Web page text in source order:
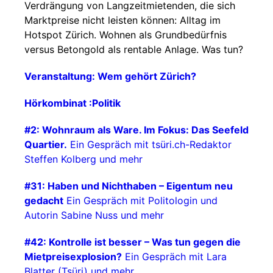
Verdrängung von Langzeitmietenden, die sich
Marktpreise nicht leisten können: Alltag im
Hotspot Zürich. Wohnen als Grundbedürfnis
versus Betongold als rentable Anlage. Was tun?
Veranstaltung: Wem gehört Zürich?
Hörkombinat :Politik
#2: Wohnraum als Ware. Im Fokus: Das Seefeld
Quartier. Ein Gespräch mit tsüri.ch-Redaktor
Steffen Kolberg und mehr
#31: Haben und Nichthaben – Eigentum neu
gedacht Ein Gespräch mit Politologin und
Autorin Sabine Nuss und mehr
#42: Kontrolle ist besser – Was tun gegen die
Mietpreisexplosion? Ein Gespräch mit Lara